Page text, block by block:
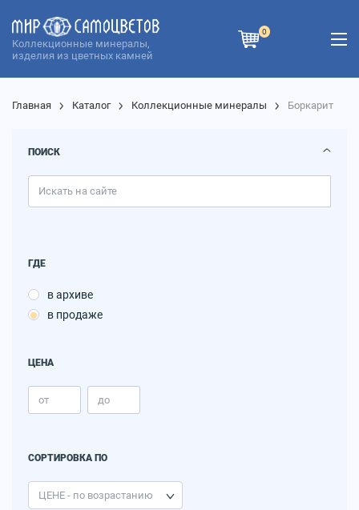
Коллекционные минералы,
изделия из цветных камней
0
Главная Каталог Коллекционные минералы Боркарит
ПОИСК
ГДЕ
в архиве
в продаже
ЦЕНА
СОРТИРОВКА ПО